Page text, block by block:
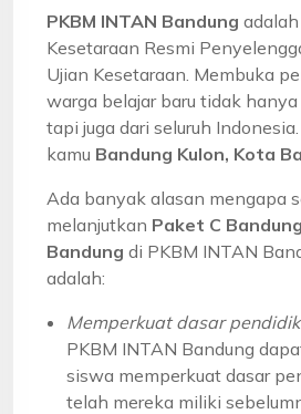
PKBM INTAN Bandung
Kesetaraan Resmi
Ujian Kesetaraan. Membuka
warga belajar baru tidak
tapi juga dari seluruh
kamu Bandung Kulon, Kota
Ada banyak alasan mengapa
melanjutkan Paket C
Bandung di PKBM INTAN
adalah:
Memperkuat dasar
PKBM INTAN Bandung
siswa memperkuat dasar
telah mereka miliki